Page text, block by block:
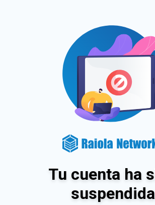
Tu cuenta ha
suspendida